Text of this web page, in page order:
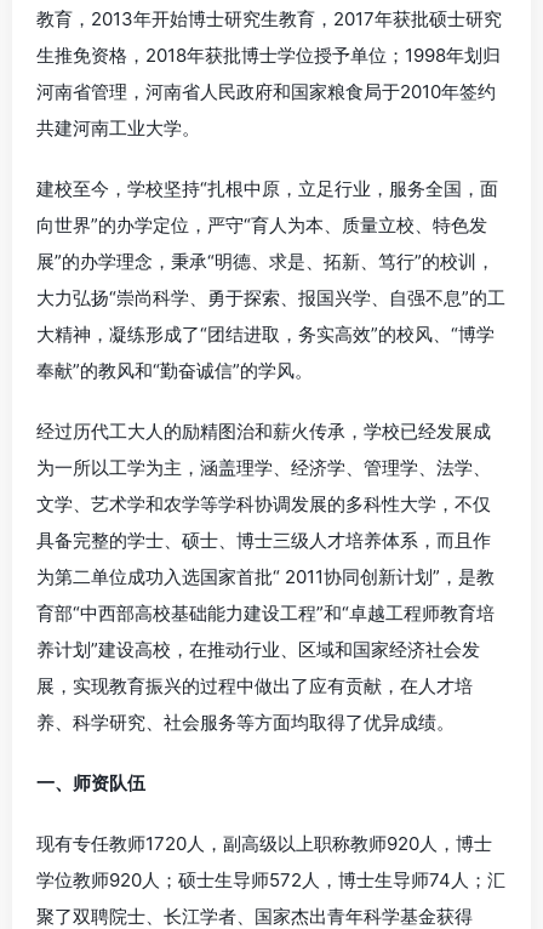
教育，2013年开始博士研究生教育，2017年获批硕士研究
生推免资格，2018年获批博士学位授予单位；1998年划归
河南省管理，河南省人民政府和国家粮食局于2010年签约
共建河南工业大学。
建校至今，学校坚持“扎根中原，立足行业，服务全国，面
向世界”的办学定位，严守“育人为本、质量立校、特色发
展”的办学理念，秉承“明德、求是、拓新、笃行”的校训，
大力弘扬“崇尚科学、勇于探索、报国兴学、自强不息”的工
大精神，凝练形成了“团结进取，务实高效”的校风、“博学
奉献”的教风和“勤奋诚信”的学风。
经过历代工大人的励精图治和薪火传承，学校已经发展成
为一所以工学为主，涵盖理学、经济学、管理学、法学、
文学、艺术学和农学等学科协调发展的多科性大学，不仅
具备完整的学士、硕士、博士三级人才培养体系，而且作
为第二单位成功入选国家首批“ 2011协同创新计划”，是教
育部“中西部高校基础能力建设工程”和“卓越工程师教育培
养计划”建设高校，在推动行业、区域和国家经济社会发
展，实现教育振兴的过程中做出了应有贡献，在人才培
养、科学研究、社会服务等方面均取得了优异成绩。
一、师资队伍
现有专任教师1720人，副高级以上职称教师920人，博士
学位教师920人；硕士生导师572人，博士生导师74人；汇
聚了双聘院士、长江学者、国家杰出青年科学基金获得